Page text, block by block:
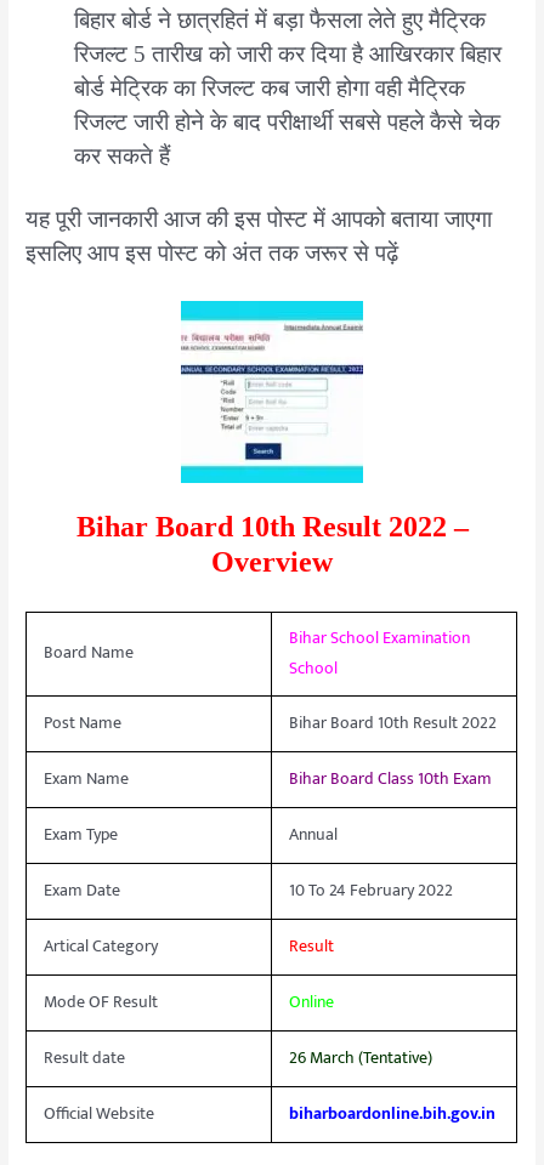
बिहार बोर्ड ने छात्रहितं में बड़ा फैसला लेते हुए मैट्रिक
रिजल्ट 5 तारीख को जारी कर दिया है आखिरकार बिहार
बोर्ड मेट्रिक का रिजल्ट कब जारी होगा वही मैट्रिक
रिजल्ट जारी होने के बाद परीक्षार्थी सबसे पहले कैसे चेक
कर सकते हैं
यह पूरी जानकारी आज की इस पोस्ट में आपको बताया जाएगा
इसलिए आप इस पोस्ट को अंत तक जरूर से पढ़ें
Bihar Board 10th Result 2022 –
Overview
Board Name
Bihar School Examination
School
Post Name Bihar Board 10th Result 2022
Exam Name Bihar Board Class 10th Exam
Exam Type Annual
Exam Date 10 To 24 February 2022
Artical Category Result
Mode OF Result Online
Result date 26 March (Tentative)
Official Website biharboardonline.bih.gov.in